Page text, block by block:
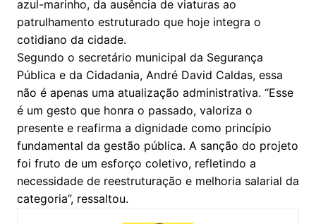
azul-marinho, da ausência de viaturas ao
patrulhamento estruturado que hoje integra o
cotidiano da cidade.
Segundo o secretário municipal da Segurança
Pública e da Cidadania, André David Caldas, essa
não é apenas uma atualização administrativa. “Esse
é um gesto que honra o passado, valoriza o
presente e reafirma a dignidade como princípio
fundamental da gestão pública. A sanção do projeto
foi fruto de um esforço coletivo, refletindo a
necessidade de reestruturação e melhoria salarial da
categoria”, ressaltou.